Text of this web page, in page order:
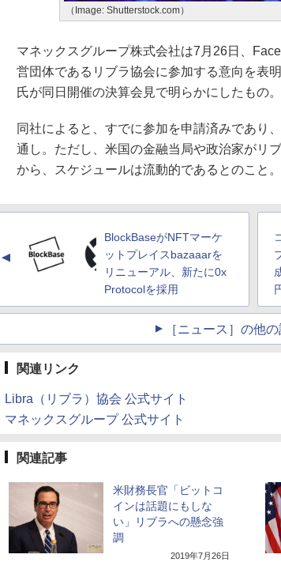
（Image: Shutterstock.com）
マネックスグループ株式会社は7月26日、
営団体であるリブラ協会に参加する意向を表
氏が同日開催の決算会見で明らかにしたもの。
同社によると、すでに参加を申請済みであり
通し。ただし、米国の金融当局や政治家がリ
から、スケジュールは流動的であるとのこと。
▲
BlockBaseがNFTマーケ
ットプレイスbazaaarを
リニューアル、新たに0x
Protocolを採用
［ニュース］の他
関連リンク
Libra（リブラ）協会 公式サイト
マネックスグループ 公式サイト
関連記事
米財務長官「ビットコ
インは話題にもしな
い」リブラへの懸念強
調
2019年7月26日